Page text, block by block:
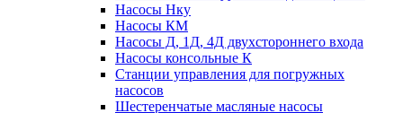
Насосы Нку
Насосы КМ
Насосы Д, 1Д, 4Д двухстороннего входа
Насосы консольные К
Станции управления для погружных
насосов
Шестеренчатые масляные насосы